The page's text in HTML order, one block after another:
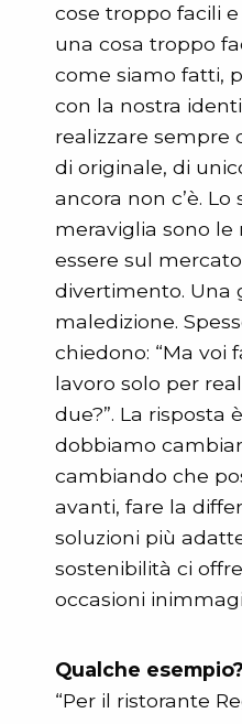
cose troppo facili
una cosa troppo
come siamo fatti,
con la nostra
realizzare sempre
di originale, di
ancora non c’è. Lo
meraviglia sono
essere sul
divertimento. Una
maledizione.
chiedono: “Ma voi
lavoro solo per
due?”. La risposta
dobbiamo
cambiando che
avanti, fare la
soluzioni più
sostenibilità ci
occasioni
Qualche esempio?
“Per il ristorante